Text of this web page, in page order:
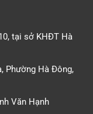
tại sở KHĐT Hà
Phường Hà Đông,
Văn Hạnh